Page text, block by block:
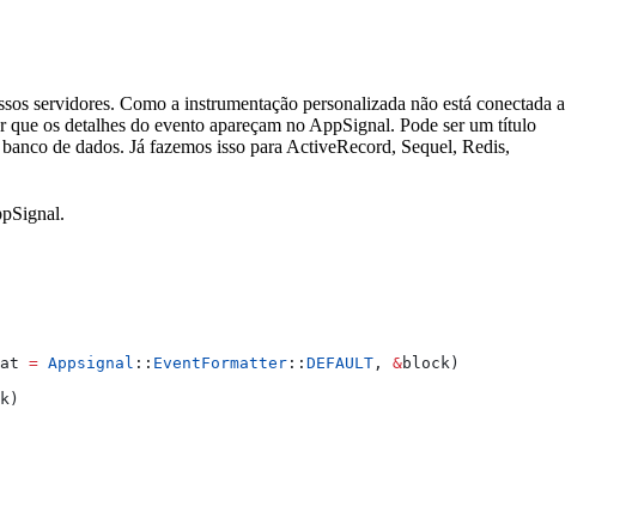
servidores. Como a instrumentação personalizada não está conectada a
os detalhes do evento apareçam no AppSignal. Pode ser um título
de dados. Já fazemos isso para ActiveRecord, Sequel, Redis,
= Appsignal :: EventFormatter :: DEFAULT , &block)